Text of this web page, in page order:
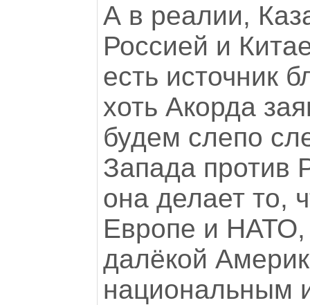
А в реалии,
Россией и
есть источник
хоть Акорда
будем слепо
Запада против
она делает то,
Европе и
далёкой
национальным